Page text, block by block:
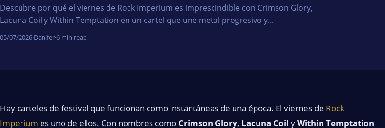
Descubre por qué el viernes de Rock Imperium es imprescindible con Crimson Glory,
Lacuna Coil y Within Temptation en un cartel que une metal progresivo y...
05/07/2026·Danifer·6 min read
Hay carteles de festival que funcionan como instantáneas de una época. El viernes de Rock
Imperium es uno de ellos. Con nombres como Crimson Glory, Lacuna Coil yWithin Temptation